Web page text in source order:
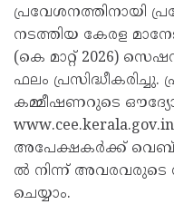
പ്രവേശനത്തിനായി
നടത്തിയ കേരള
(കെ മാറ്റ് 2026)
ഫലം പ്രസിദ്ധീകരിച്ചു.
കമ്മീഷണറുടെ
അപേക്ഷകർക്ക്
ൽ നിന്ന്
ചെയ്യാം.